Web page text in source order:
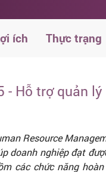
ích Thực trạng
- Hỗ trợ quản
Resource
doanh nghiệp đạt
các chức năng